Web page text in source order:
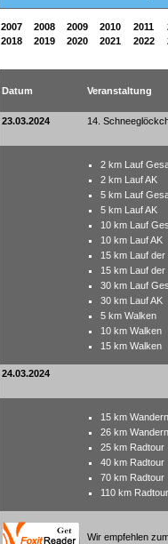
2007 2008 2009 2010 2011
2018
2019 2020 2021 2022
Datum Veranstaltung
23.03.2024 14.
2 km Lauf
2 km Lauf AK
5 km Lauf
5 km Lauf AK
10 km Lauf
10 km Lauf AK
15 km Lauf
15 km Lauf
30 km Lauf
30 km Lauf AK
5 km Walken
10 km Walken
15 km Walken
24.03.2024
15 km Wandern
26 km Wandern
25 km Radtour
40 km Radtour
70 km Radtour
110 km Radtour
Wir empfehlen